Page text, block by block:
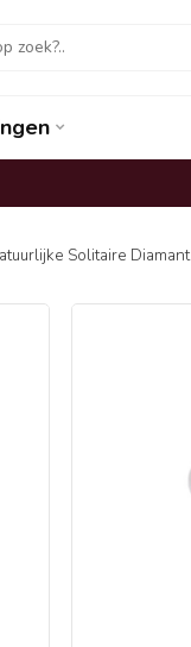
Solitaire Diamant